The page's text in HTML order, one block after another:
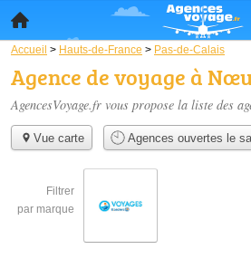
Accueil > Hauts-de-France > Pas-de-Calais
Agence de voyage à
AgencesVoyage.fr vous propose la liste des
Vue carte Agences ouvertes le
Filtrer
par marque